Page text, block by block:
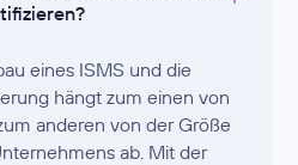
eines ISMS und die
hängt zum einen von
anderen von der Größe
ab. Mit der